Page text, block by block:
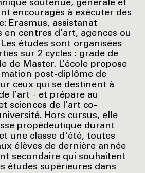
soutenue, générale et
encouragés à exécuter des
Erasmus, assistanat
en centres d’art, agences ou
études sont organisées
sur 2 cycles : grade de
de Master. L’école propose
post-diplôme de
ceux qui se destinent à
l’art - et prépare au
sciences de l’art co-
Hors cursus, elle
propédeutique durant
une classe d'été, toutes
élèves de dernière année
secondaire qui souhaitent
études supérieures dans